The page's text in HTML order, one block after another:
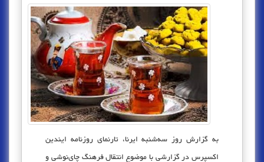
به گزارش روز سه‌شنبه ایرنا، تارنمای روزنامه ایندین
اکسپرس در گزارشی با موضوع انتقال فرهنگ چای‌نوشی و